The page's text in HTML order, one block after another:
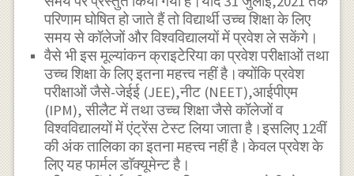
परिणाम घोषित हो जाते हैं तो विद्यार्थी उच्च शिक्षा के लिए
समय से कॉलेजों और विश्वविद्यालयों में प्रवेश ले सकेंगे।
वैसे भी इस मूल्यांकन क्राइटेरिया का प्रवेश परीक्षाओं तथा
उच्च शिक्षा के लिए इतना महत्त्व नहीं है।क्योंकि प्रवेश
परीक्षाओं जैसे-जेईई (JEE),नीट (NEET),आईपीएम
(IPM), सीलैट में तथा उच्च शिक्षा जैसे कॉलेजों व
विश्वविद्यालयों में एंट्रेंस टेस्ट लिया जाता है।इसलिए 12वीं
की अंक तालिका का इतना महत्त्व नहीं है।केवल प्रवेश के
लिए यह फार्मल डाॅक्यूमेन्ट है।